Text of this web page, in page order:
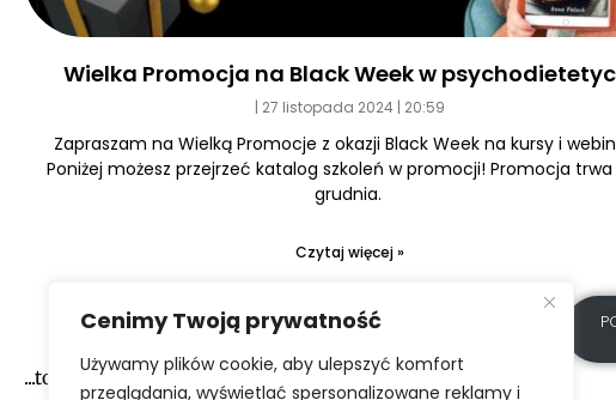
Cenimy Twoją prywatność
Używamy plików cookie, aby ulepszyć komfort
przeglądania, wyświetlać spersonalizowane reklamy i
Wielka Promocja na Black Week w
27 listopada 2024 20:59
Zapraszam na Wielką Promocje z okazji Black Week na kursy i
Poniżej możesz przejrzeć katalog szkoleń w promocji! Promocja trwa
grudnia.
Czytaj więcej »
...to narazie wszystko :-)